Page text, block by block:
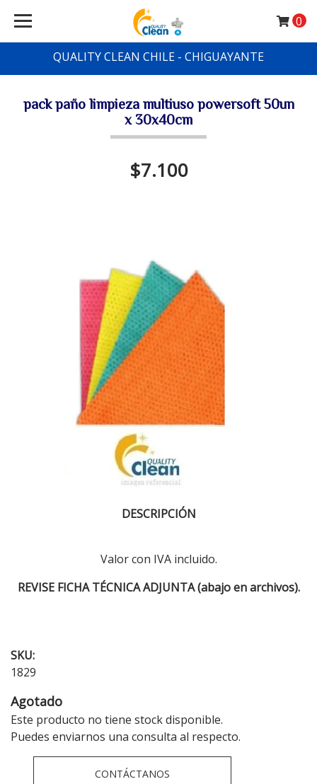
QUALITY CLEAN CHILE - CHIGUAYANTE
0
pack paño limpieza multiuso powersoft 50un
x 30x40cm
$7.100
DESCRIPCIÓN
Valor con IVA incluido.
REVISE FICHATÉCNICAADJUNTA (abajo en archivos).
SKU:
1829
Agotado
Este producto no tiene stock disponible.
Puedes enviarnos una consulta al respecto.
CONTÁCTANOS